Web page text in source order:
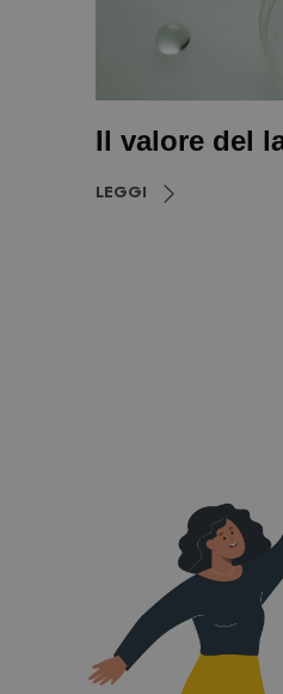
Il valore del
LEGGI